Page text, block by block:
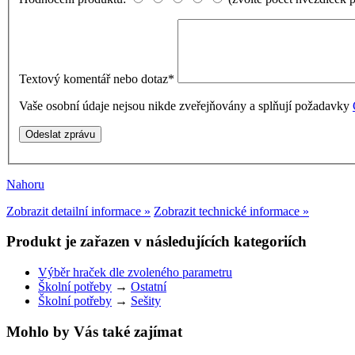
Textový komentář nebo dotaz*
Vaše osobní údaje nejsou nikde zveřejňovány a splňují požadavky
Nahoru
Zobrazit detailní informace » Zobrazit technické informace »
Produkt je zařazen v následujících kategoriích
Výběr hraček dle zvoleného parametru
Školní potřeby → Ostatní
Školní potřeby → Sešity
Mohlo by Vás také zajímat